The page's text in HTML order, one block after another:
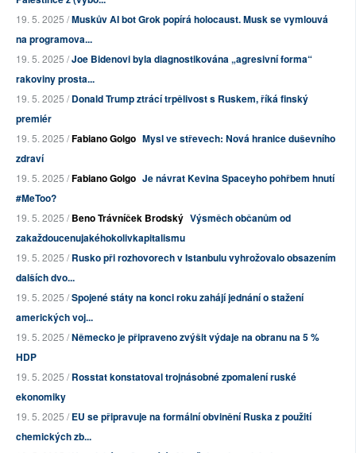
19. 5. 2025 /Muskův AI bot Grok popírá holocaust. Musk se vymlouvá
na programova...
19. 5. 2025 /Joe Bidenovi byla diagnostikována „agresivní forma“
rakoviny prosta...
19. 5. 2025 /Donald Trump ztrácí trpělivost s Ruskem, říká finský
premiér
19. 5. 2025 /Fabiano Golgo Mysl ve střevech: Nová hranice duševního
zdraví
19. 5. 2025 /Fabiano Golgo Je návrat Kevina Spaceyho pohřbem hnutí
#MeToo?
19. 5. 2025 /Beno Trávníček Brodský Výsměch občanům od
zakaždoucenujakéhokolivkapitalismu
19. 5. 2025 /Rusko při rozhovorech v Istanbulu vyhrožovalo obsazením
dalších dvo...
19. 5. 2025 /Spojené státy na konci roku zahájí jednání o stažení
amerických voj...
19. 5. 2025 /Německo je připraveno zvýšit výdaje na obranu na 5 %
HDP
19. 5. 2025 /Rosstat konstatoval trojnásobné zpomalení ruské
ekonomiky
19. 5. 2025 /EU se připravuje na formální obvinění Ruska z použití
chemických zb...